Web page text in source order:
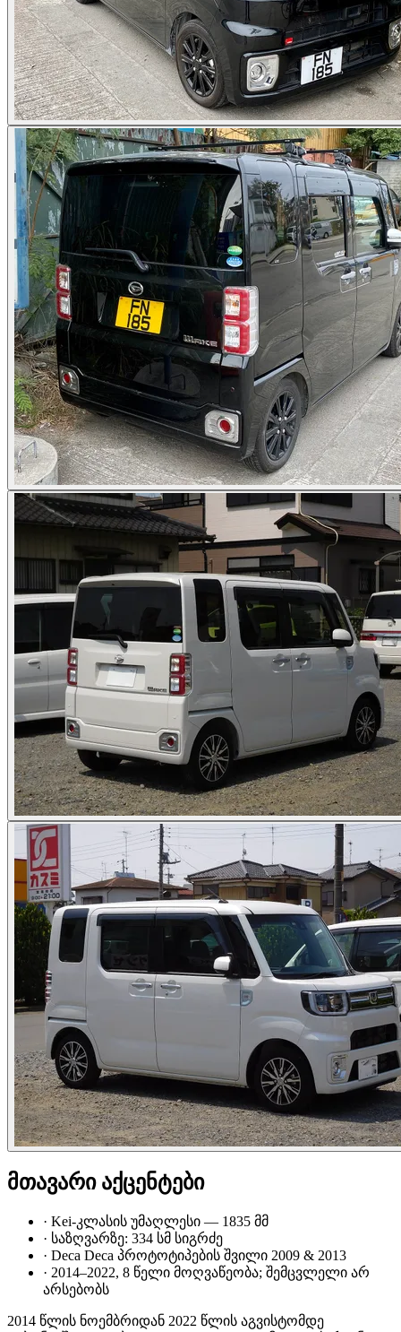
მთავარი აქცენტები
· Kei-კლასის უმაღლესი — 1835 მმ
· საზღვარზე: 334 სმ სიგრძე
· Deca Deca პროტოტიპების შვილი 2009 & 2013
· 2014–2022, 8 წელი მოღვაწეობა; შემცვლელი არ
არსებობს
2014 წლის ნოემბრიდან 2022 წლის აგვისტომდე